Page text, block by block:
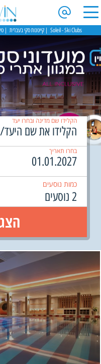
Soleil - Ski Clubs קייטנות סקי בעברית
‹
›
הקלידו שם מדינה ובחרו יעד
בחרו תאריך
כמות נוסעים
2 נוסעים